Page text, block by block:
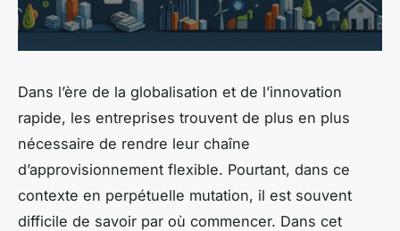
Dans l’ère de la globalisation et de l’innovation
rapide, les entreprises trouvent de plus en plus
nécessaire de rendre leur chaîne
d’approvisionnement flexible. Pourtant, dans ce
contexte en perpétuelle mutation, il est souvent
difficile de savoir par où commencer. Dans cet